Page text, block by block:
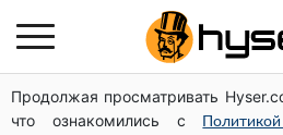
Продолжая просматривать
что ознакомились с
Гола Олена Тополя у цікавих
щелепи: злив відео – було